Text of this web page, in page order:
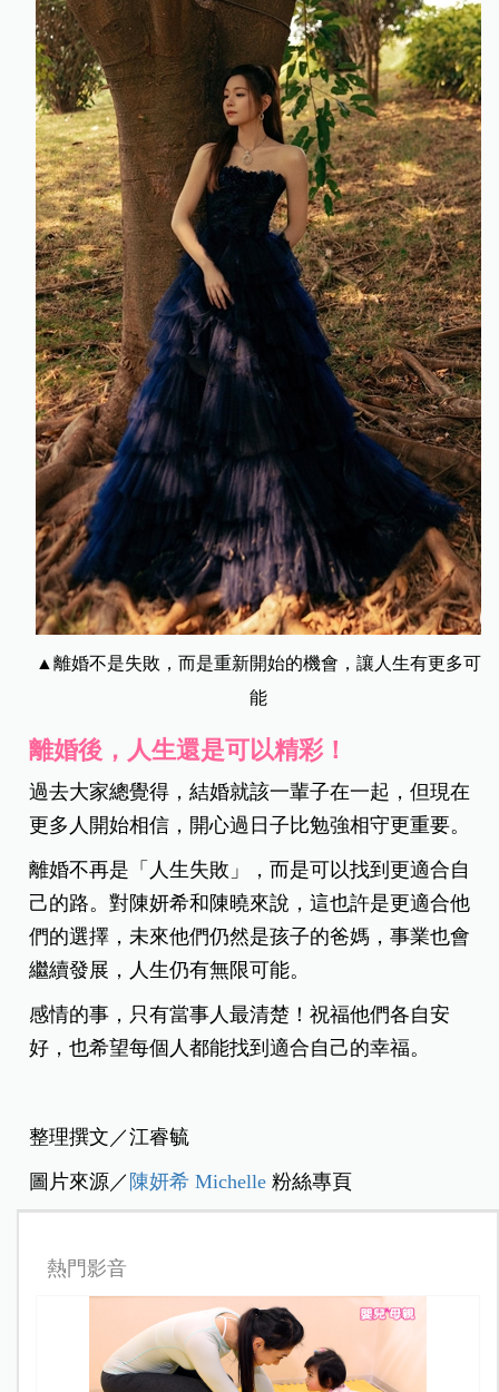
▲離婚不是失敗，而是重新開始的機會，讓人生有更多可
能
離婚後，人生還是可以精彩！
過去大家總覺得，結婚就該一輩子在一起，但現在
更多人開始相信，開心過日子比勉強相守更重要。
離婚不再是「人生失敗」，而是可以找到更適合自
己的路。對陳妍希和陳曉來說，這也許是更適合他
們的選擇， 未來他們仍然是孩子的爸媽，事業也會
繼續發展，人生仍有無限可能。
感情的事，只有當事人最清楚！祝福他們各自安
好，也希望每個人都能找到適合自己的幸福。
整理撰文／江睿毓
圖片來源／ 陳妍希 Michelle 粉絲專頁
熱門影音